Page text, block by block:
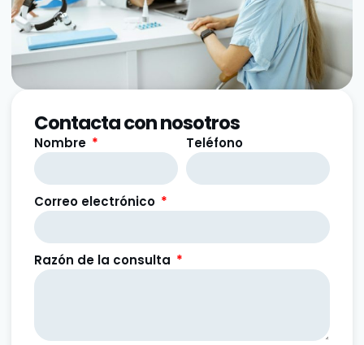
Contacta con nosotros
Nombre Teléfono
Correo electrónico
Razón de la consulta